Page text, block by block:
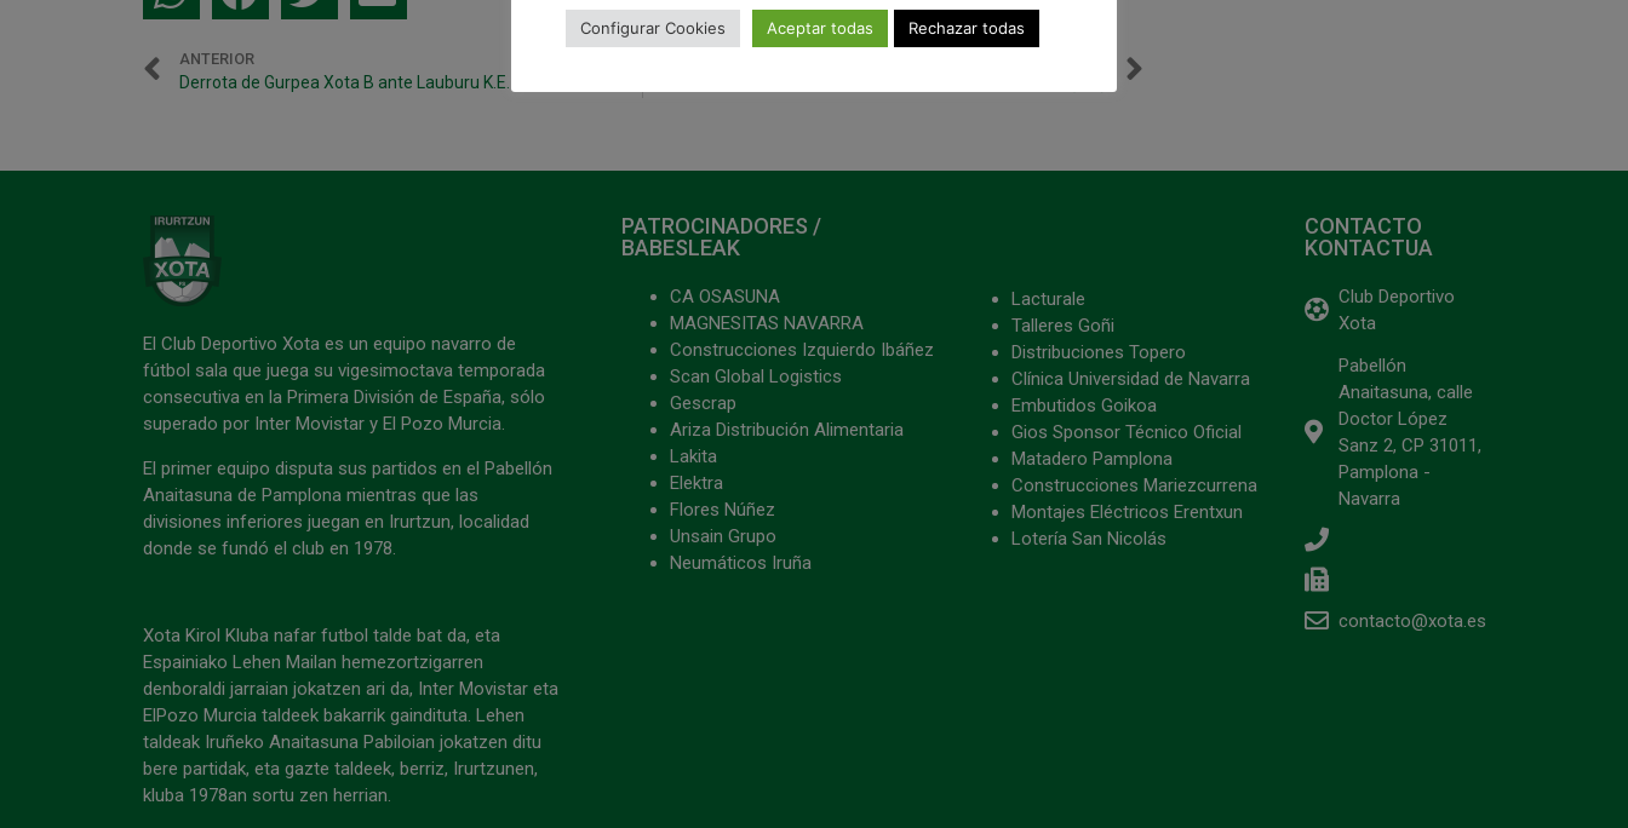
ANTERIOR
Derrota de Gurpea Xota B ante Lauburu K.E. Ibarra
El Club Deportivo Xota es un equipo navarro de
fútbol sala que juega su vigesimoctava temporada
consecutiva en la Primera División de España, sólo
superado por Inter Movistar y El Pozo Murcia.
El primer equipo disputa sus partidos en el Pabellón
Anaitasuna de Pamplona mientras que las
divisiones inferiores juegan en Irurtzun, localidad
donde se fundó el club en 1978.
Xota Kirol Kluba nafar futbol talde bat da, eta
Espainiako Lehen Mailan hemezortzigarren
denboraldi jarraian jokatzen ari da, Inter Movistar eta
ElPozo Murcia taldeek bakarrik gaindituta. Lehen
taldeak Iruñeko Anaitasuna Pabiloian jokatzen ditu
bere partidak, eta gazte taldeek, berriz, Irurtzunen,
kluba 1978an sortu zen herrian.
PATROCINADORES /
BABESLEAK
CA OSASUNA
MAGNESITAS NAVARRA
Construcciones Izquierdo Ibáñez
Scan Global Logistics
Gescrap
Ariza Distribución Alimentaria
Lakita
Elektra
Flores Núñez
Unsain Grupo
Neumáticos Iruña
Lacturale
Talleres Goñi
Distribuciones Topero
Clínica Universidad de Navarra
Embutidos Goikoa
Gios Sponsor Técnico Oficial
Matadero Pamplona
Construcciones Mariezcurrena
Montajes Eléctricos Erentxun
Lotería San Nicolás
CONTACTO
KONTACTUA
Club Deportivo
Xota
Pabellón
Anaitasuna, calle
Doctor López
Sanz 2, CP 31011,
Pamplona -
Navarra
contacto@xota.es
Configurar Cookies Aceptar todas Rechazar todas